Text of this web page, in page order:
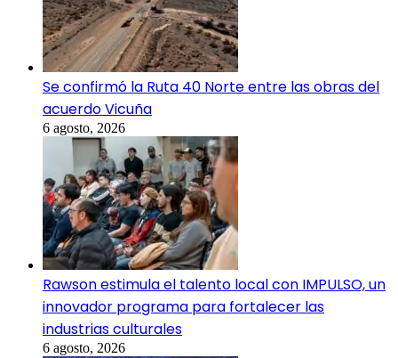
Se confirmó la Ruta 40 Norte entre las obras del
acuerdo Vicuña
6 agosto, 2026
Rawson estimula el talento local con IMPULSO, un
innovador programa para fortalecer las
industrias culturales
6 agosto, 2026